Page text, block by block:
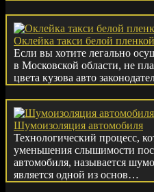
Оклейка такси белой пленкой
Если вы хотите легально
в Московской области, не
цвета кузова авто
Шумоизоляция автомобиля
Технологический процесс,
уменьшения слышимости
автомобиля, называется
является одной из основ…